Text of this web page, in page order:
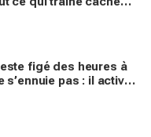
figé des heures à
s’ennuie pas : il active